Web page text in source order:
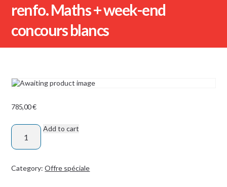
renfo. Maths + week-end
concours blancs
785,00€
Modules
complémentaires
renfo.
Add to cart
Category:Offre spéciale